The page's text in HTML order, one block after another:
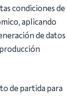
condiciones de
aplicando
de datos
de partida para